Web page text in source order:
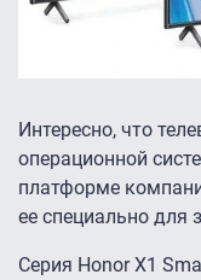
Интересно, что
операционной
платформе
ее специально для
Серия Honor X1